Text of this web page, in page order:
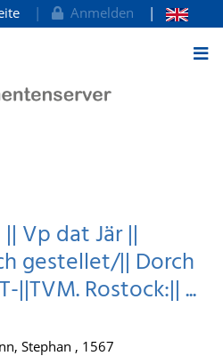
Anmelden
|| Vp dat Jär ||
gestellet/|| Dorch
||TVM. Rostock:|| ...
Stephan , 1567